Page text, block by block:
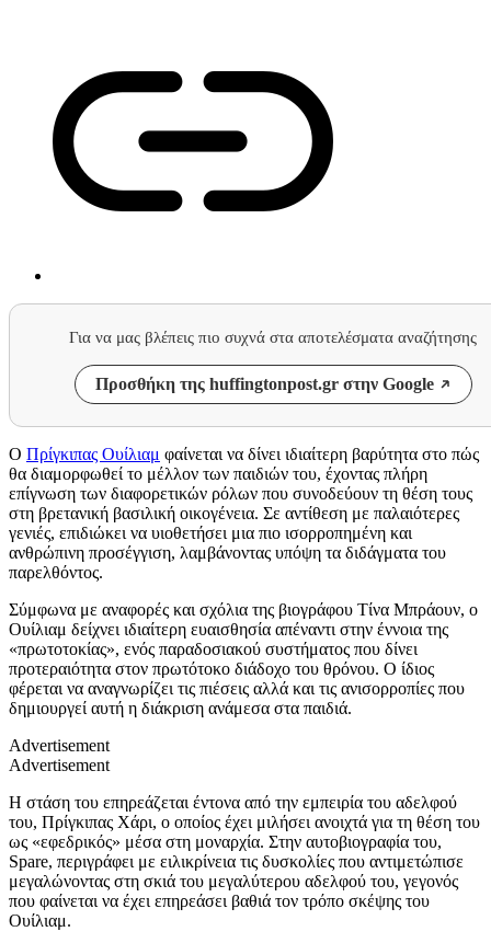
Για να μας βλέπεις πιο συχνά στα αποτελέσματα αναζήτησης
Προσθήκη της huffingtonpost.gr στην Google
Ο Πρίγκιπας Ουίλιαμ φαίνεται να δίνει ιδιαίτερη βαρύτητα στο πώς
θα διαμορφωθεί το μέλλον των παιδιών του, έχοντας πλήρη
επίγνωση των διαφορετικών ρόλων που συνοδεύουν τη θέση τους
στη βρετανική βασιλική οικογένεια. Σε αντίθεση με παλαιότερες
γενιές, επιδιώκει να υιοθετήσει μια πιο ισορροπημένη και
ανθρώπινη προσέγγιση, λαμβάνοντας υπόψη τα διδάγματα του
παρελθόντος.
Σύμφωνα με αναφορές και σχόλια της βιογράφου Τίνα Μπράουν, ο
Ουίλιαμ δείχνει ιδιαίτερη ευαισθησία απέναντι στην έννοια της
«πρωτοτοκίας», ενός παραδοσιακού συστήματος που δίνει
προτεραιότητα στον πρωτότοκο διάδοχο του θρόνου. Ο ίδιος
φέρεται να αναγνωρίζει τις πιέσεις αλλά και τις ανισορροπίες που
δημιουργεί αυτή η διάκριση ανάμεσα στα παιδιά.
Advertisement
Advertisement
Η στάση του επηρεάζεται έντονα από την εμπειρία του αδελφού
του, Πρίγκιπας Χάρι, ο οποίος έχει μιλήσει ανοιχτά για τη θέση του
ως «εφεδρικός» μέσα στη μοναρχία. Στην αυτοβιογραφία του,
Spare, περιγράφει με ειλικρίνεια τις δυσκολίες που αντιμετώπισε
μεγαλώνοντας στη σκιά του μεγαλύτερου αδελφού του, γεγονός
που φαίνεται να έχει επηρεάσει βαθιά τον τρόπο σκέψης του
Ουίλιαμ.